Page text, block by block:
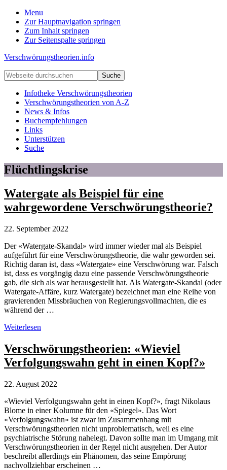
Menu
Zur Hauptnavigation springen
Zum Inhalt springen
Zur Seitenspalte springen
Verschwörungstheorien.info
Beiträge
zu
Merkmalen,
Funktionen
Risiken
konspirationistischen
Denkens
Webseite
durchsuchen
Infotheke Verschwörungstheorien
Verschwörungstheorien von A-Z
News & Infos
Buchempfehlungen
Links
Unterstützen
Suche
Flüchtlingskrise
Watergate als Beispiel für eine
wahrgewordene Verschwörungstheorie?
22. September 2022
Der «Watergate-Skandal» wird immer wieder mal als Beispiel
aufgeführt für eine Verschwörungstheorie, die wahr geworden sei.
Richtig daran ist, dass «Watergate» eine Verschwörung war. Falsch
ist, dass es vorgängig dazu eine passende Verschwörungstheorie
gab, die sich als war herausgestellt hat. Als Watergate-Skandal (oder
Watergate-Affäre, kurz Watergate) bezeichnet man eine Reihe von
gravierenden Missbräuchen von Regierungsvollmachten, die es
während der …
Watergate
Beispiel
für
eine
Verschwörungstheorie?
Weiterlesen
Verschwörungstheorien: «Wieviel
Verfolgungswahn geht in einen Kopf?»
22. August 2022
«Wieviel Verfolgungswahn geht in einen Kopf?», fragt Nikolaus
Blome in einer Kolumne für den «Spiegel». Das Wort
«Verfolgungswahn» ist zwar im Zusammenhang mit
Verschwörungstheorien nicht unproblematisch, weil es eine
psychiatrische Störung nahelegt. Davon sollte man im Umgang mit
Verschwörungstheorien in der Regel nicht ausgehen. Der Autor
beschreibt allerdings ein Phänomen, das seine Empörung
nachvollziehbar erscheinen …